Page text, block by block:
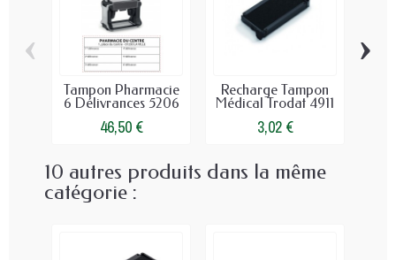
Tampon Pharmacie
6 Délivrances 5206
46,50 €
Recharge Tampon
Médical Trodat 4911
3,02 €
‹ ›
10 autres produits dans la même
catégorie :